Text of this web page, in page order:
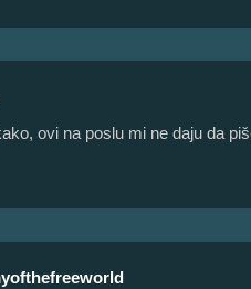
ovi na poslu mi ne daju da